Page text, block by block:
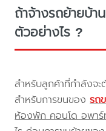
ถ้าจ้างรถย้ายบ้
ตัวอย่างไร ?
สำหรับลูกค้าที่กำลังจ
สำหรับการขนของรถ
ห้องพัก คอนโด อพาร์